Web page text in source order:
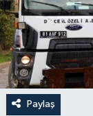
Paylaş